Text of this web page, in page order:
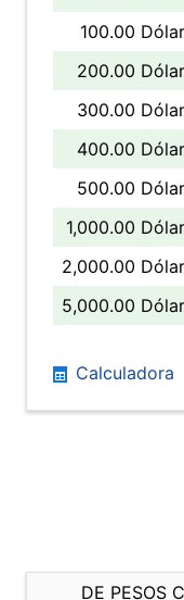
100.00
200.00
300.00
400.00
500.00
1,000.00
2,000.00
5,000.00
Calculadora
DE PESOS